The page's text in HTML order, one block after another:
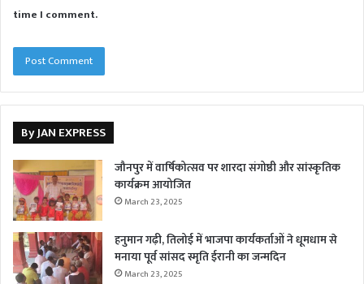
time I comment.
By JAN EXPRESS
जौनपुर में वार्षिकोत्सव पर शारदा संगोष्ठी और सांस्कृतिक
कार्यक्रम आयोजित
March 23, 2025
हनुमान गढ़ी, तिलोई में भाजपा कार्यकर्ताओं ने धूमधाम से
मनाया पूर्व सांसद स्मृति ईरानी का जन्मदिन
March 23, 2025